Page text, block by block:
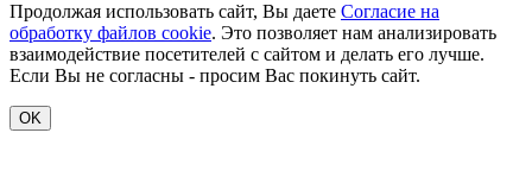
Продолжая использовать сайт, Вы даете Согласие на
обработку файлов cookie. Это позволяет нам анализировать
взаимодействие посетителей с сайтом и делать его лучше.
Если Вы не согласны - просим Вас покинуть сайт.
OK